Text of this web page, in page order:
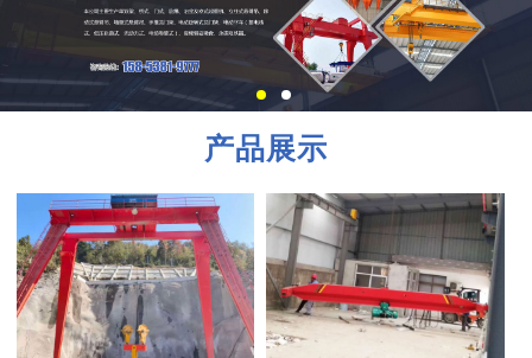
产品展示